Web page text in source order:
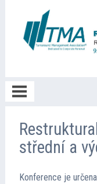
O akci
střední a
Konference je